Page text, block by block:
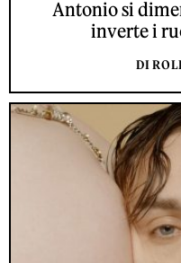
Antonio si
inverte i
DI